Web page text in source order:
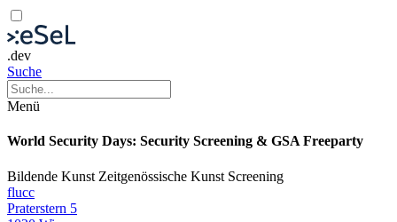
.dev
Suche
Menü
World Security Days: Security Screening & GSA Freeparty
Bildende Kunst Zeitgenössische Kunst Screening
flucc
Praterstern 5